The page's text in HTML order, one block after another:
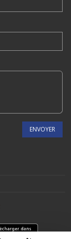
ENVOYER